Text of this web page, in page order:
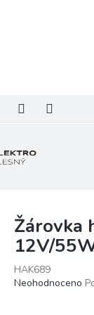
Žárovka
12V/
HAK689
Průměrné
Neohodnoceno